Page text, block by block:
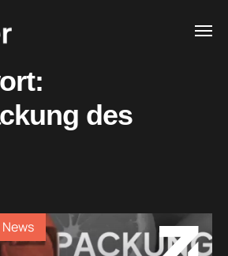
des
News